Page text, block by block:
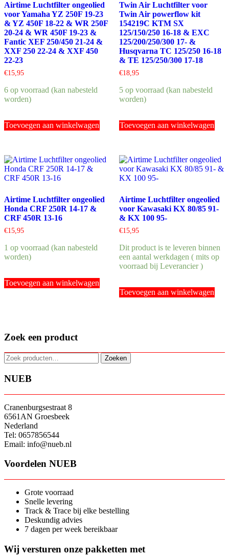
Airtime Luchtfilter ongeolied
voor Yamaha YZ 250F 19-23
& YZ 450F 18-22 & WR 250F
20-24 & WR 450F 19-23 &
Fantic XEF 250/450 21-24 &
XXF 250 22-24 & XXF 450
22-23
€15,95
6 op voorraad (kan nabesteld
worden)
Toevoegen aan winkelwagen
Twin Air Luchtfilter voor
Twin Air powerflow kit
154219C KTM SX
125/150/250 16-18 & EXC
125/200/250/300 17- &
Husqvarna TC 125/250 16-18
& TE 125/250/300 17-18
€18,95
5 op voorraad (kan nabesteld
worden)
Toevoegen aan winkelwagen
Airtime Luchtfilter ongeolied
Honda CRF 250R 14-17 &
CRF 450R 13-16
€15,95
1 op voorraad (kan nabesteld
worden)
Toevoegen aan winkelwagen
Airtime Luchtfilter ongeolied
voor Kawasaki KX 80/85 91-
& KX 100 95-
€15,95
Dit product is te leveren binnen
een aantal werkdagen ( mits op
voorraad bij Leverancier )
Toevoegen aan winkelwagen
Zoek een product
Zoeken
naar:
Zoeken
NUEB
Cranenburgsestraat 8
6561AN Groesbeek
Nederland
Tel: 0657856544
Email: info@nueb.nl
Voordelen NUEB
Grote voorraad
Snelle levering
Track & Trace bij elke bestelling
Deskundig advies
7 dagen per week bereikbaar
Wij versturen onze pakketten met